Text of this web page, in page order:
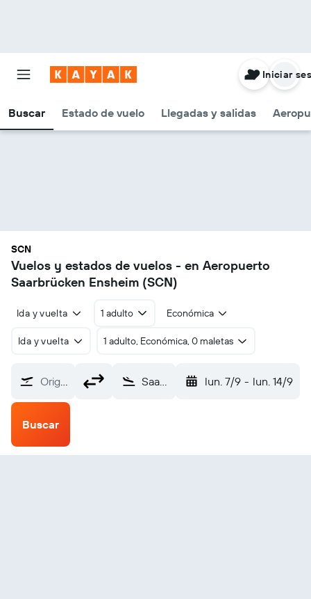
Buscar Estado de vuelo Llegadas y salidas
Iniciar
SCN
Vuelos y estados de vuelos - en Aeropuerto
Saarbrücken Ensheim (SCN)
Ida y vuelta 1 adulto Económica
Ida y vuelta 1 adulto, Económica, 0 maletas
Origen Saarbrücken Ensheim (SCN) lun. 7/9 - lun. 14/9
Buscar